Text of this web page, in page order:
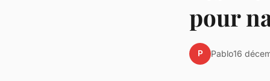
pour
P Pablo16